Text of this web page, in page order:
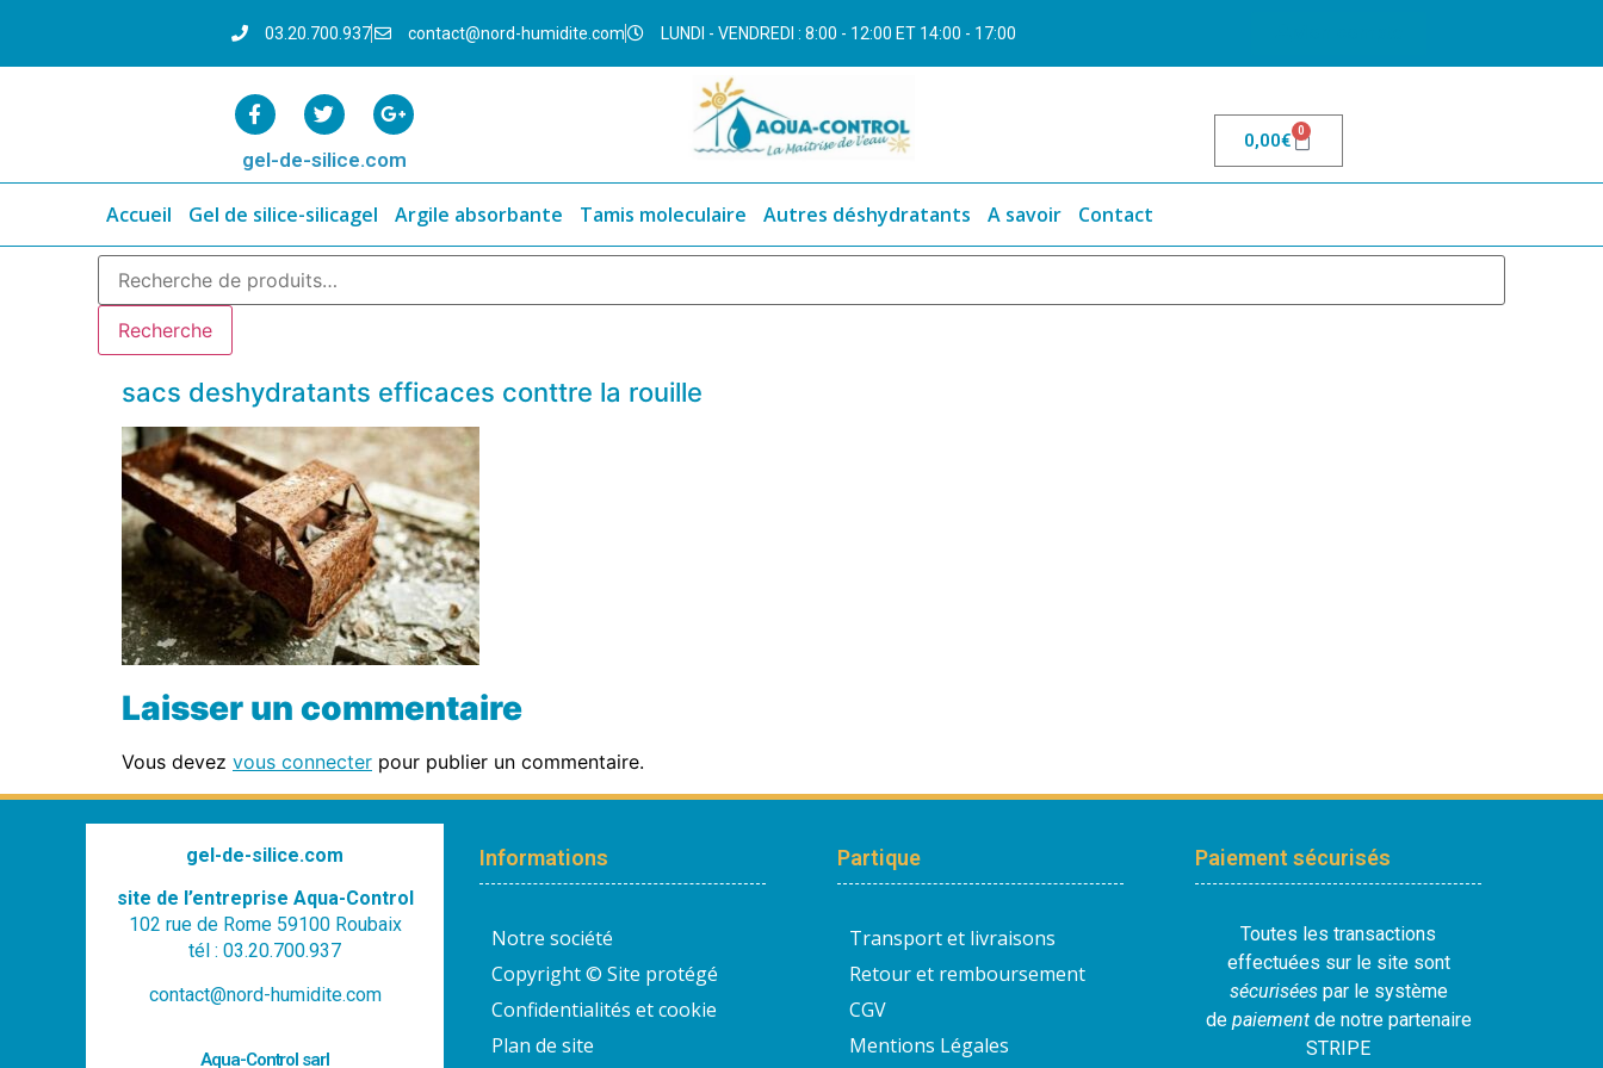
03.20.700.937 contact@nord-humidite.com LUNDI - VENDREDI : 8:00 - 12:00 ET 14:00 - 17:00
gel-de-silice.com
0,00€ 0
Accueil Gel de silice-silicagel Argile absorbante Tamis moleculaire Autres déshydratants A savoir Contact
Recherche
sacs deshydratants efficaces conttre la rouille
Laisser un commentaire
Vous devez vous connecter pour publier un commentaire.
gel-de-silice.com
site de l’entreprise Aqua-Control
102 rue de Rome 59100 Roubaix
tél : 03.20.700.937
contact@nord-humidite.com
Aqua-Control sarl
Informations
Notre société
Copyright © Site protégé
Confidentialités et cookie
Plan de site
Partique
Transport et livraisons
Retour et remboursement
CGV
Mentions Légales
Paiement sécurisés
Toutes les transactions
effectuées sur le site sont
sécuriséespar le système
de paiementde notre partenaire
STRIPE